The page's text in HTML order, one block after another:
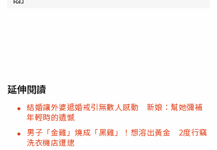
延伸閱讀
結婚讓外婆遞婚戒引無數人感動 新娘：幫她彌補
年輕時的遺憾
男子「金雞」燒成「黑雞」！想溶出黃金 2度行竊
洗衣機店遭逮